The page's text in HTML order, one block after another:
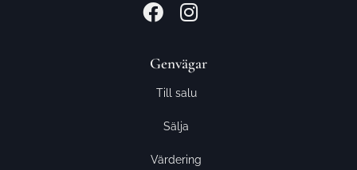
Genvägar
Till salu
Sälja
Värdering